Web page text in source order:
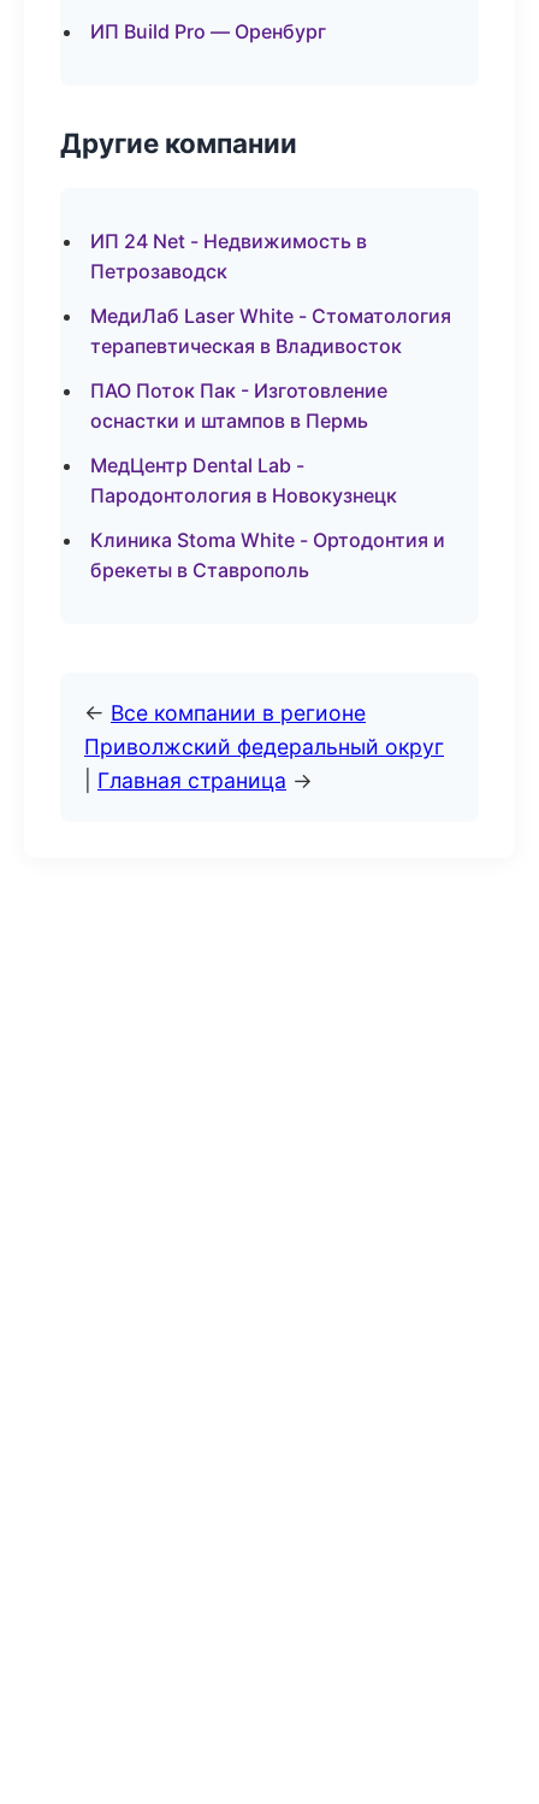
ИП Build Pro — Оренбург
Другие компании
ИП 24 Net - Недвижимость в
Петрозаводск
МедиЛаб Laser White - Стоматология
терапевтическая в Владивосток
ПАО Поток Пак - Изготовление
оснастки и штампов в Пермь
МедЦентр Dental Lab -
Пародонтология в Новокузнецк
Клиника Stoma White - Ортодонтия и
брекеты в Ставрополь
← Все компании в регионе
Приволжский федеральный округ
Главная страница →